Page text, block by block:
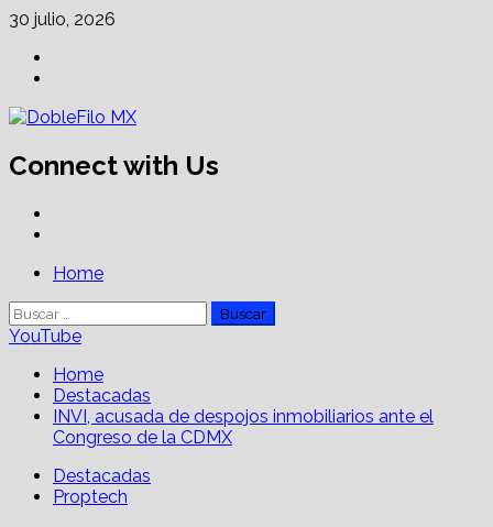
Skip
content
30 julio, 2026
Connect with Us
PrimaryHome
Buscar:
YouTube
Home
Destacadas
INVI, acusada de despojos inmobiliarios ante el
Congreso de la CDMX
Destacadas
Proptech